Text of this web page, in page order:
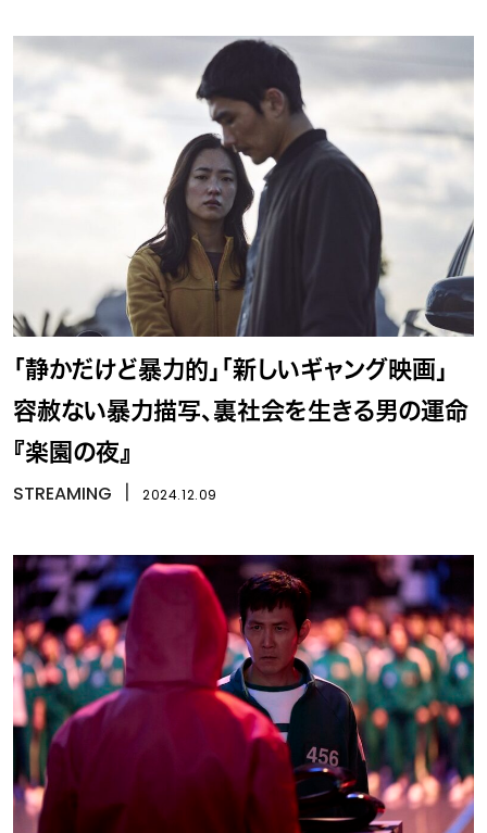
「静かだけど暴力的」「新しいギャング映画」
容赦ない暴力描写、裏社会を生きる男の運命
『楽園の夜』
STREAMING 2024.12.09